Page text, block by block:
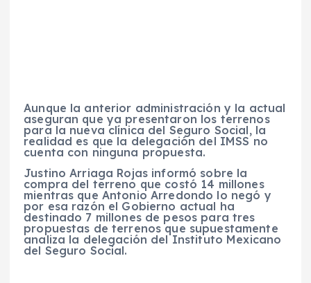
Aunque la anterior administración y la actual
aseguran que ya presentaron los terrenos
para la nueva clínica del Seguro Social, la
realidad es que la delegación del IMSS no
cuenta con ninguna propuesta.
Justino Arriaga Rojas informó sobre la
compra del terreno que costó 14 millones
mientras que Antonio Arredondo lo negó y
por esa razón el Gobierno actual ha
destinado 7 millones de pesos para tres
propuestas de terrenos que supuestamente
analiza la delegación del Instituto Mexicano
del Seguro Social.